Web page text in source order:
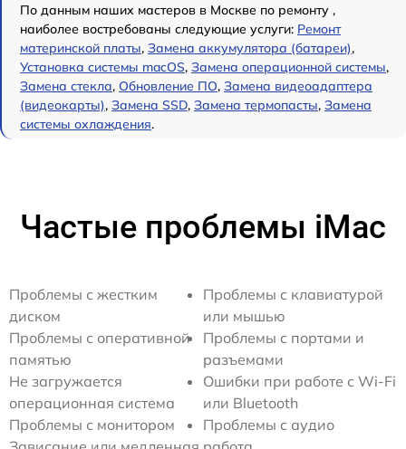
По данным наших мастеров в Москве по ремонту ,
наиболее востребованы следующие услуги: Ремонт
материнской платы, Замена аккумулятора (батареи),
Установка системы macOS, Замена операционной системы,
Замена стекла, Обновление ПО, Замена видеоадаптера
(видеокарты), Замена SSD, Замена термопасты, Замена
системы охлаждения.
Частые проблемы iMac
Проблемы с жестким
диском
Проблемы с оперативной
памятью
Не загружается
операционная система
Проблемы с монитором
Проблемы с клавиатурой
или мышью
Проблемы с портами и
разъемами
Ошибки при работе с Wi-Fi
или Bluetooth
Проблемы с аудио